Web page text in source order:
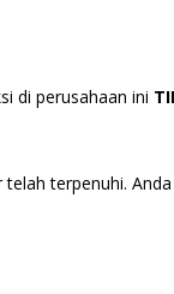
di perusahaan ini
terpenuhi.